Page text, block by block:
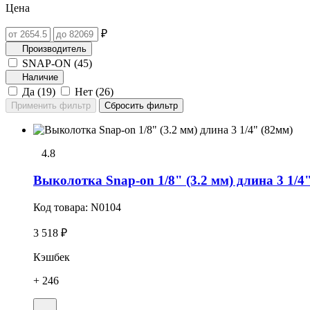
Цена
₽
Производитель
SNAP-ON (45)
Наличие
Да (19) Нет (26)
4.8
Выколотка Snap-on 1/8" (3.2 мм) длина 3 1/
Код товара: N0104
3 518 ₽
Кэшбек
+ 246